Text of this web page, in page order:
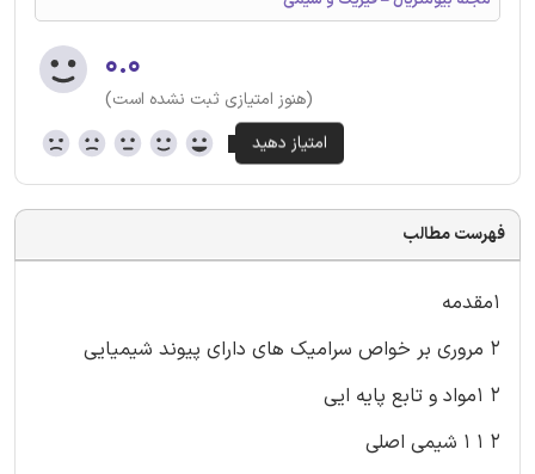
۰.۰
(هنوز امتیازی ثبت نشده است)
فهرست مطالب
۱مقدمه
۲ مروری بر خواص سرامیک های دارای پیوند شیمیایی
۲ ۱مواد و تابع پایه ایی
۲ ۱ ۱ شیمی اصلی